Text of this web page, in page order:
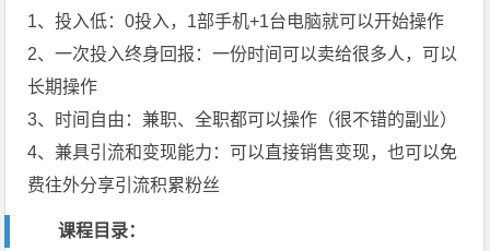
1、投入低：0投入，1部手机+1台电脑就可以开始操作
2、一次投入终身回报：一份时间可以卖给很多人，可以
长期操作
3、时间自由：兼职、全职都可以操作（很不错的副业）
4、兼具引流和变现能力：可以直接销售变现，也可以免
费往外分享引流积累粉丝
课程目录：